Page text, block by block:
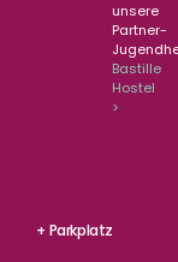
unsere
Partner-
Bastille
Hostel
>
+ Parkplatz